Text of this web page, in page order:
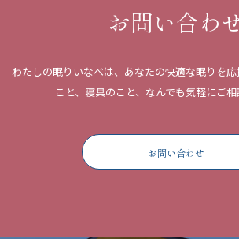
お問い合わ
わたしの眠りいなべは、あなたの快適な眠りを応
こと、寝具のこと、なんでも気軽にご相
お問い合わせ